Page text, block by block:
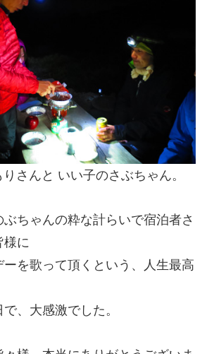
さんと いい子のさぶちゃん。
ちゃんの粋な計らいで宿泊者さ
様に
を歌って頂くという、人生最高
、大感激でした。